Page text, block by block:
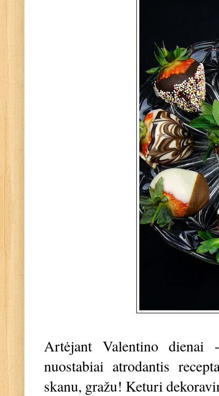
Artėjant Valentino dienai
nuostabiai atrodantis
skanu, gražu! Keturi